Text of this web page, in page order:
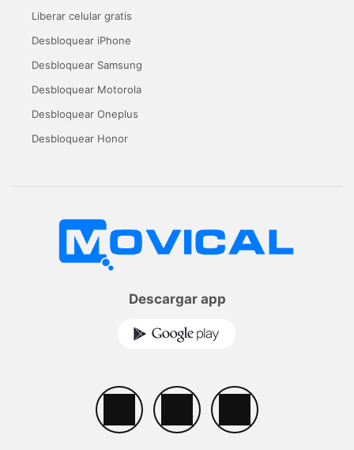
Liberar celular gratis
Desbloquear iPhone
Desbloquear Samsung
Desbloquear Motorola
Desbloquear Oneplus
Desbloquear Honor
Descargar app